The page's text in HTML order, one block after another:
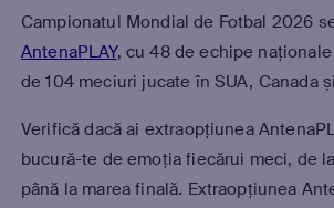
Campionatul Mondial de Fotbal 2026
AntenaPLAY, cu 48 de echipe
de 104 meciuri jucate în SUA, Canada
Verifică dacă ai extraopțiunea
bucură-te de emoția fiecărui meci, de
până la marea finală. Extraopțiunea